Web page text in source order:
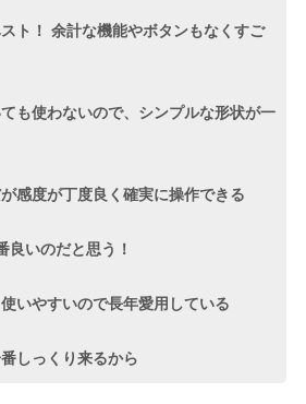
ト！ 余計な機能やボタンもなくすご
も使わないので、シンプルな形状が一
感度が丁度良く確実に操作できる
良いのだと思う！
いやすいので長年愛用している
しっくり来るから